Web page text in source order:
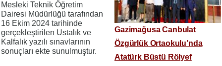
Mesleki Teknik Öğretim
Dairesi Müdürlüğü tarafından
16 Ekim 2024 tarihinde
gerçekleştirilen Ustalık ve
Kalfalık yazılı sınavlarının
sonuçları ekte sunulmuştur.
Gazimağusa Canbulat
Özgürlük Ortaokulu’nda
Atatürk Büstü Rölyef